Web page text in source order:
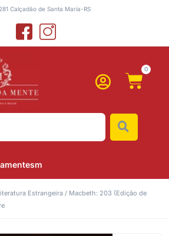
Calçadão de Santa Maria-RS
0
Estrangeira / Macbeth: 203 (Edição de